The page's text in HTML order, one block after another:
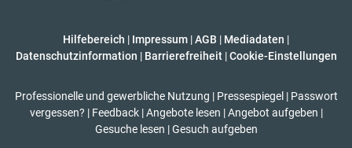
Hilfebereich | Impressum |AGB | Mediadaten |
Datenschutzinformation | Barrierefreiheit | Cookie-Einstellungen
Professionelle und gewerbliche Nutzung | Pressespiegel | Passwort
vergessen? | Feedback | Angebote lesen | Angebot aufgeben |
Gesuche lesen | Gesuch aufgeben